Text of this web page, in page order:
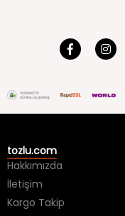
tozlu.com
Hakkımızda
İletişim
Kargo Takip